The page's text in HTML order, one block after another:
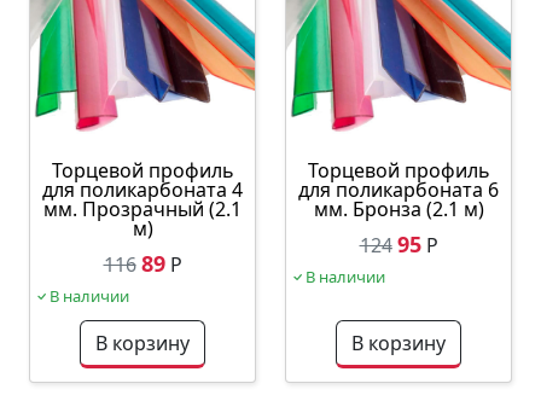
Торцевой профиль
для поликарбоната 4
мм. Прозрачный (2.1
м)
116 89Р
В наличии
В корзину
Торцевой профиль
для поликарбоната 6
мм. Бронза (2.1 м)
124 95Р
В наличии
В корзину